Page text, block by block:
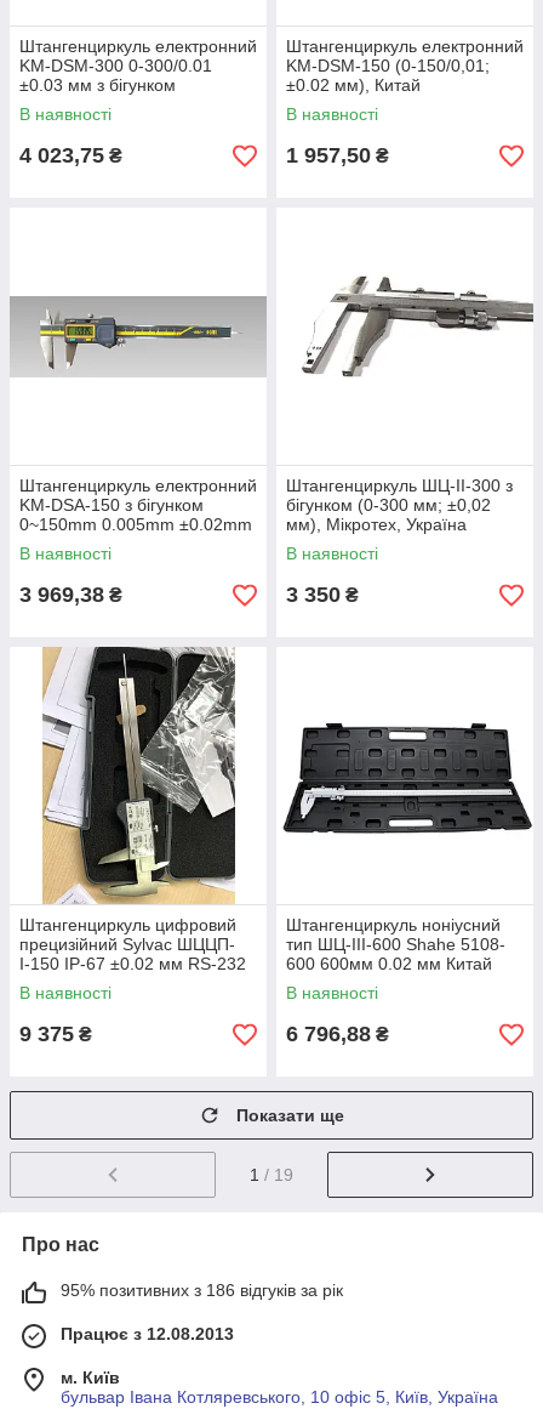
Штангенциркуль електронний
KM-DSM-300 0-300/0.01
±0.03 мм з бігунком
сертифікат від виробника
Uline Medic Китай
В наявності
4 023,75 ₴
Штангенциркуль електронний
KM-DSM-150 (0-150/0,01;
±0.02 мм), Китай
В наявності
1 957,50 ₴
Штангенциркуль електронний
KM-DSA-150 з бігунком
0~150mm 0.005mm ±0.02mm
IP54 Китай
В наявності
3 969,38 ₴
Штангенциркуль ШЦ-ІІ-300 з
бігунком (0-300 мм; ±0,02
мм), Мікротех, Україна
В наявності
3 350 ₴
Штангенциркуль цифровий
прецизійний Sylvac ШЦЦП-
І-150 IP-67 ±0.02 мм RS-232
Sylvac Швейцарія
В наявності
9 375 ₴
Штангенциркуль ноніусний
тип ШЦ-III-600 Shahe 5108-
600 600мм 0.02 мм Китай
В наявності
6 796,88 ₴
Показати ще
1 / 19
Про нас
95% позитивних з 186 відгуків за рік
Працює з 12.08.2013
м. Київ
бульвар Івана Котляревського, 10 офіс 5, Київ, Україна